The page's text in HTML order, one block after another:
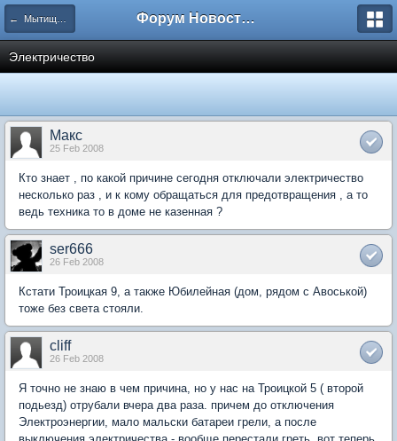
← Мытищи, Троицкая д.5 Форум Новостройки
Электричество
Макс
25 Feb 2008
Кто знает , по какой причине сегодня отключали электричество
несколько раз , и к кому обращаться для предотвращения , а то
ведь техника то в доме не казенная ?
ser666
26 Feb 2008
Кстати Троицкая 9, а также Юбилейная (дом, рядом с Авоськой)
тоже без света стояли.
cliff
26 Feb 2008
Я точно не знаю в чем причина, но у нас на Троицкой 5 ( второй
подьезд) отрубали вчера два раза. причем до отключения
Электроэнергии, мало мальски батареи грели, а после